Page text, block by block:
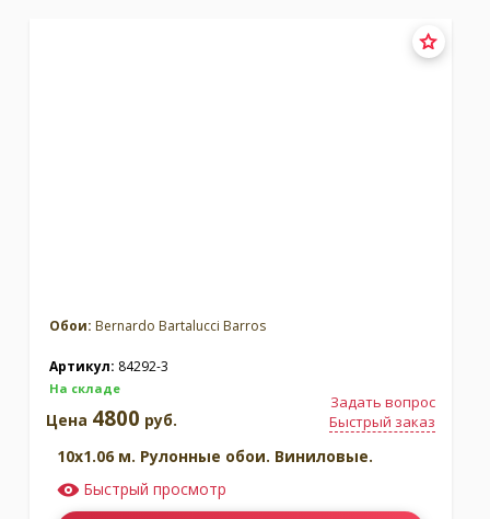
Обои: Bernardo Bartalucci Barros
Артикул: 84292-3
На складе
Задать вопрос
Быстрый заказ
Цена 4800 руб.
10x1.06 м. Рулонные обои. Виниловые.
Быстрый просмотр